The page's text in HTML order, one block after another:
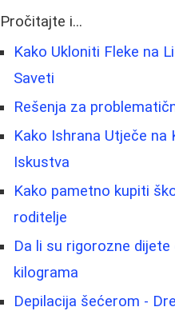
Pročitajte i...
Kako Ukloniti Fleke na
Saveti
Rešenja za
Kako Ishrana Utječe
Iskustva
Kako pametno kupiti
roditelje
Da li su rigorozne
kilograma
Depilacija šećerom -